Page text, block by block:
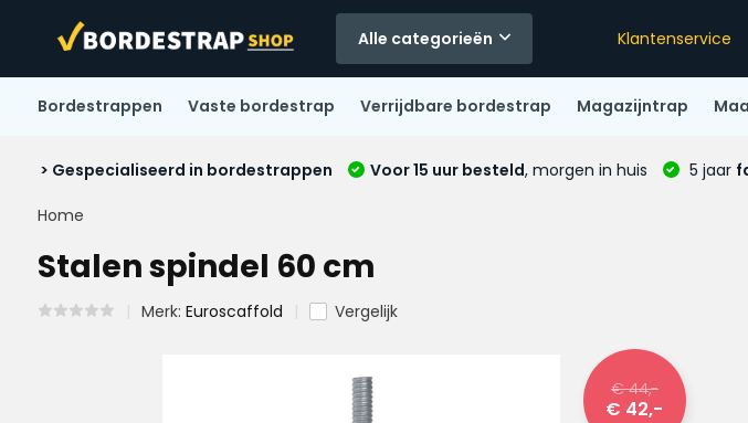
Alle categorieën Klantenservice
Bordestrappen Vaste bordestrap Verrijdbare bordestrap Magazijntrap
> Gespecialiseerd in bordestrappen Voor 15 uur besteld, morgen in huis 5 jaar
Home
Stalen spindel 60 cm
Merk: Euroscaffold Vergelijk
€ 44,-
€ 42,-